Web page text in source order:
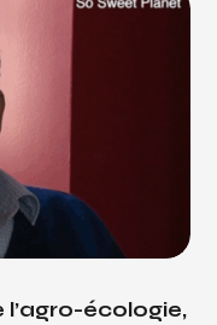
écologie,